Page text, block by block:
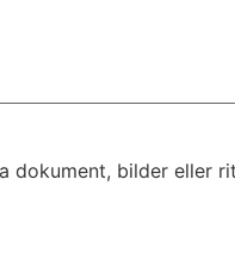
dokument, bilder eller